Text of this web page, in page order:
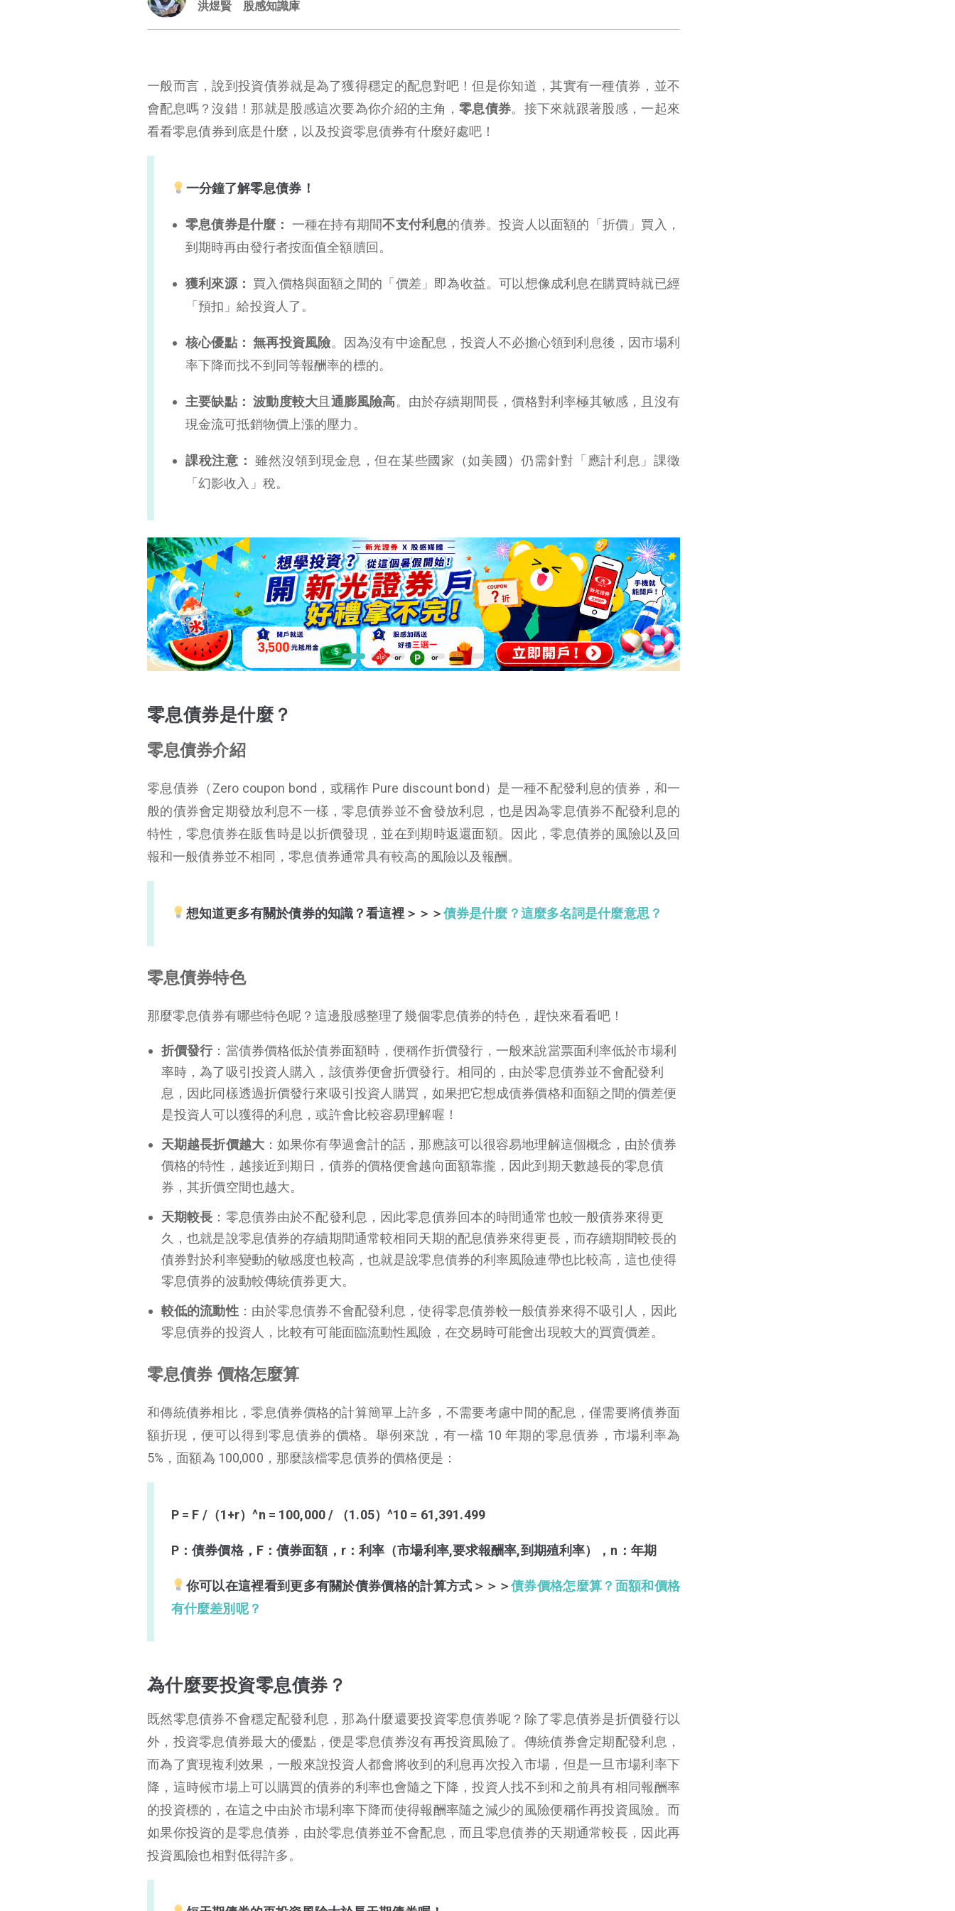
洪煜賢 股感知識庫
一般而言，說到投資債券就是為了獲得穩定的配息對吧！但是你知道，其實有一種債券，並不
會配息嗎？沒錯！那就是股感這次要為你介紹的主角，零息債券。接下來就跟著股感，一起來
看看零息債券到底是什麼，以及投資零息債券有什麼好處吧！
一分鐘了解零息債券！
零息債券是什麼： 一種在持有期間不支付利息的債券。投資人以面額的「折價」買入，
到期時再由發行者按面值全額贖回。
獲利來源：
買入價格與面額之間的「價差」即為收益。可以想像成利息在購買時就已經
「預扣」給投資人了。
核心優點： 無再投資風險。因為沒有中途配息，投資人不必擔心領到利息後，因市場利
率下降而找不到同等報酬率的標的。
主要缺點： 波動度較大 且 通膨風險高。由於存續期間長，價格對利率極其敏感，且沒有
現金流可抵銷物價上漲的壓力。
課稅注意： 雖然沒領到現金息，但在某些國家（如美國）仍需針對「應計利息」課徵
「幻影收入」稅。
零息債券是什麼？
零息債券介紹
零息債券（Zero coupon bond，或稱作 Pure discount bond）是一種不配發利息的債券，和一
般的債券會定期發放利息不一樣，零息債券並不會發放利息，也是因為零息債券不配發利息的
特性，零息債券在販售時是以折價發現，並在到期時返還面額。因此，零息債券的風險以及回
報和一般債券並不相同，零息債券通常具有較高的風險以及報酬。
想知道更多有關於債券的知識？看這裡＞＞＞債券是什麼？這麼多名詞是什麼意思？
零息債券特色
那麼零息債券有哪些特色呢？這邊股感整理了幾個零息債券的特色，趕快來看看吧！
折價發行：當債券價格低於債券面額時，便稱作折價發行，一般來說當票面利率低於市場利
率時，為了吸引投資人購入，該債券便會折價發行。相同的，由於零息債券並不會配發利
息，因此同樣透過折價發行來吸引投資人購買，如果把它想成債券價格和面額之間的價差便
是投資人可以獲得的利息，或許會比較容易理解喔！
天期越長折價越大：如果你有學過會計的話，那應該可以很容易地理解這個概念，由於債券
價格的特性，越接近到期日，債券的價格便會越向面額靠攏，因此到期天數越長的零息債
券，其折價空間也越大。
天期較長 ：零息債券由於不配發利息，因此零息債券回本的時間通常也較一般債券來得更
久，也就是說零息債券的存續期間通常較相同天期的配息債券來得更長，而存續期間較長的
債券對於利率變動的敏感度也較高，也就是說零息債券的利率風險連帶也比較高，這也使得
零息債券的波動較傳統債券更大。
較低的流動性：由於零息債券不會配發利息，使得零息債券較一般債券來得不吸引人，因此
零息債券的投資人，比較有可能面臨流動性風險，在交易時可能會出現較大的買賣價差。
零息債券 價格怎麼算
和傳統債券相比，零息債券價格的計算簡單上許多，不需要考慮中間的配息，僅需要將債券面
額折現，便可以得到零息債券的價格。舉例來說，有一檔 10 年期的零息債券，市場利率為
5%，面額為 100,000，那麼該檔零息債券的價格便是：
P = F /（1+r）^n = 100,000 / （1.05）^10 = 61,391.499
P：債券價格，F：債券面額，r：利率（市場利率,要求報酬率,到期殖利率），n：年期
你可以在這裡看到更多有關於債券價格的計算方式＞＞＞債券價格怎麼算？面額和價格
有什麼差別呢？
為什麼要投資零息債券？
既然零息債券不會穩定配發利息，那為什麼還要投資零息債券呢？除了零息債券是折價發行以
外，投資零息債券最大的優點，便是零息債券沒有再投資風險了。傳統債券會定期配發利息，
而為了實現複利效果，一般來說投資人都會將收到的利息再次投入市場，但是一旦市場利率下
降，這時候市場上可以購買的債券的利率也會隨之下降，投資人找不到和之前具有相同報酬率
的投資標的，在這之中由於市場利率下降而使得報酬率隨之減少的風險便稱作再投資風險。而
如果你投資的是零息債券，由於零息債券並不會配息，而且零息債券的天期通常較長，因此再
投資風險也相對低得許多。